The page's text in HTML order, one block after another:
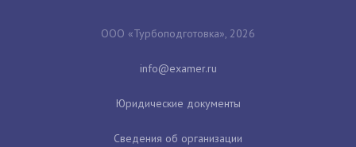
ООО «Турбоподготовка», 2026
Юридические документы
Сведения об организации